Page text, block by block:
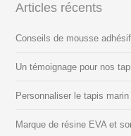
Articles récents
Conseils de mousse
Un témoignage pour nos
Personnaliser le tapis
Marque de résine EVA et